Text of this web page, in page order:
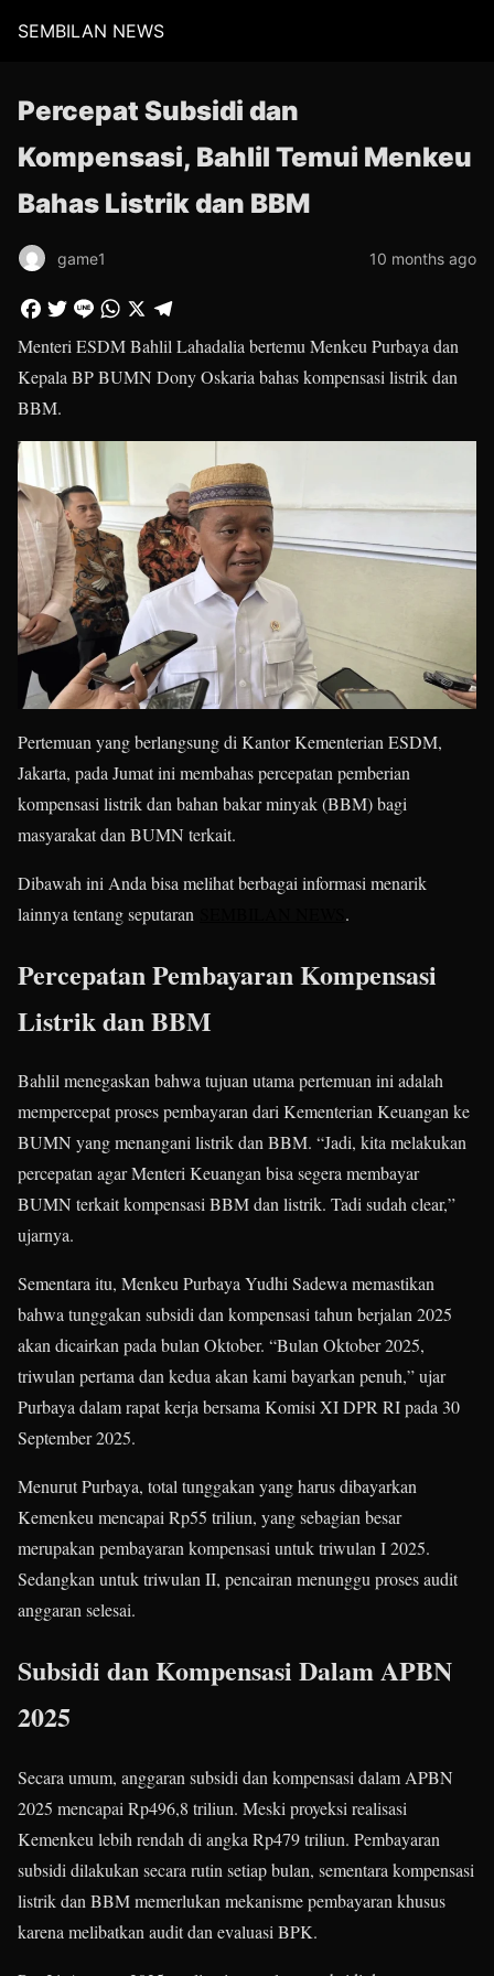
SEMBILAN NEWS
Percepat Subsidi dan
Kompensasi, Bahlil Temui Menkeu
Bahas Listrik dan BBM
game1 10 months ago
Menteri ESDM Bahlil Lahadalia bertemu Menkeu Purbaya dan
Kepala BP BUMN Dony Oskaria bahas kompensasi listrik dan
BBM.
Pertemuan yang berlangsung di Kantor Kementerian ESDM,
Jakarta, pada Jumat ini membahas percepatan pemberian
kompensasi listrik dan bahan bakar minyak (BBM) bagi
masyarakat dan BUMN terkait.
Dibawah ini Anda bisa melihat berbagai informasi menarik
lainnya tentang seputaran
.
Percepatan Pembayaran Kompensasi
Listrik dan BBM
Bahlil menegaskan bahwa tujuan utama pertemuan ini adalah
mempercepat proses pembayaran dari Kementerian Keuangan ke
BUMN yang menangani listrik dan BBM. “Jadi, kita melakukan
percepatan agar Menteri Keuangan bisa segera membayar
BUMN terkait kompensasi BBM dan listrik. Tadi sudah clear,”
ujarnya.
Sementara itu, Menkeu Purbaya Yudhi Sadewa memastikan
bahwa tunggakan subsidi dan kompensasi tahun berjalan 2025
akan dicairkan pada bulan Oktober. “Bulan Oktober 2025,
triwulan pertama dan kedua akan kami bayarkan penuh,” ujar
Purbaya dalam rapat kerja bersama Komisi XI DPR RI pada 30
September 2025.
Menurut Purbaya, total tunggakan yang harus dibayarkan
Kemenkeu mencapai Rp55 triliun, yang sebagian besar
merupakan pembayaran kompensasi untuk triwulan I 2025.
Sedangkan untuk triwulan II, pencairan menunggu proses audit
anggaran selesai.
Subsidi dan Kompensasi Dalam APBN
2025
Secara umum, anggaran subsidi dan kompensasi dalam APBN
2025 mencapai Rp496,8 triliun. Meski proyeksi realisasi
Kemenkeu lebih rendah di angka Rp479 triliun. Pembayaran
subsidi dilakukan secara rutin setiap bulan, sementara kompensasi
listrik dan BBM memerlukan mekanisme pembayaran khusus
karena melibatkan audit dan evaluasi BPK.